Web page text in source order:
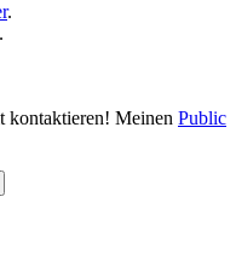
.
.
kontaktieren! Meinen Public